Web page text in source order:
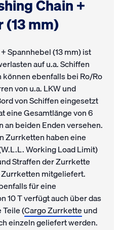
Chain +
(13 mm)
Spannhebel (13 mm) ist
auf u.a. Schiffen
ebenfalls bei Ro/Ro
von u.a. LKW und
von Schiffen eingesetzt
eine Gesamtlänge von 6
an beiden Enden versehen.
Zurrketten haben eine
Working Load Limit)
Straffen der Zurrkette
mitgeliefert.
für eine
10 T verfügt auch über das
(Cargo Zurrketteund
einzeln geliefert werden.